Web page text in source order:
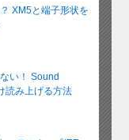
XM5と端子形状を
い！ Sound
読み上げる方法